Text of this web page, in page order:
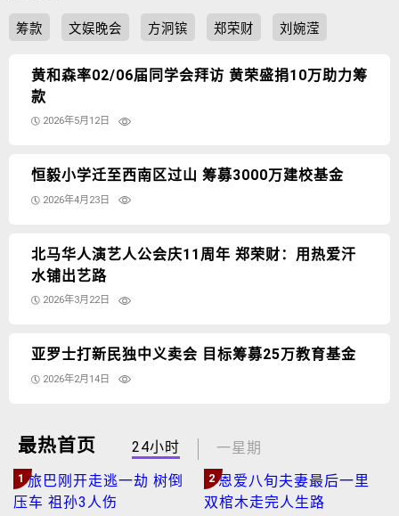
筹款 文娱晚会 方泂镔 郑荣财 刘婉滢
黄和森率02/06届同学会拜访 黄荣盛捐10万助力筹
款
2026年5月12日
恒毅小学迁至西南区过山 筹募3000万建校基金
2026年4月23日
北马华人演艺人公会庆11周年 郑荣财：用热爱汗
水铺出艺路
2026年3月22日
亚罗士打新民独中义卖会 目标筹募25万教育基金
2026年2月14日
最热首页 24小时 一星期
1 2